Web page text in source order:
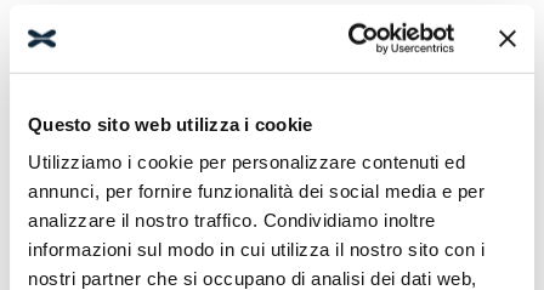
Questo sito web utilizza i cookie
Utilizziamo i cookie per personalizzare contenuti ed
annunci, per fornire funzionalità dei social media e per
analizzare il nostro traffico. Condividiamo inoltre
informazioni sul modo in cui utilizza il nostro sito con i
nostri partner che si occupano di analisi dei dati web,